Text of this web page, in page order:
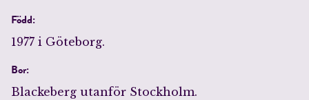
Född:
1977 i Göteborg.
Bor:
Blackeberg utanför Stockholm.